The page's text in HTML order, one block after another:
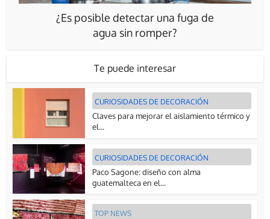
¿Es posible detectar una fuga de
agua sin romper?
Te puede interesar
CURIOSIDADES DE DECORACIÓN
Claves para mejorar el aislamiento térmico y
el...
CURIOSIDADES DE DECORACIÓN
Paco Sagone: diseño con alma
guatemalteca en el...
TOP NEWS